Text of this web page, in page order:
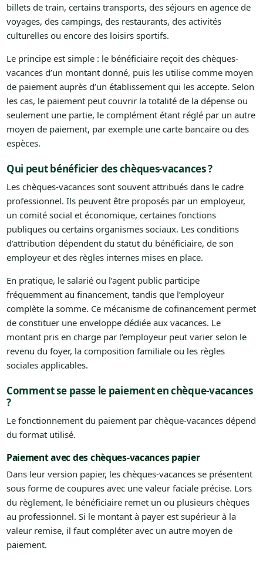
billets de train, certains transports, des séjours en agence de
voyages, des campings, des restaurants, des activités
culturelles ou encore des loisirs sportifs.
Le principe est simple : le bénéficiaire reçoit des chèques-
vacances d’un montant donné, puis les utilise comme moyen
de paiement auprès d’un établissement qui les accepte. Selon
les cas, le paiement peut couvrir la totalité de la dépense ou
seulement une partie, le complément étant réglé par un autre
moyen de paiement, par exemple une carte bancaire ou des
espèces.
Qui peut bénéficier des chèques-vacances ?
Les chèques-vacances sont souvent attribués dans le cadre
professionnel. Ils peuvent être proposés par un employeur,
un comité social et économique, certaines fonctions
publiques ou certains organismes sociaux. Les conditions
d’attribution dépendent du statut du bénéficiaire, de son
employeur et des règles internes mises en place.
En pratique, le salarié ou l’agent public participe
fréquemment au financement, tandis que l’employeur
complète la somme. Ce mécanisme de cofinancement permet
de constituer une enveloppe dédiée aux vacances. Le
montant pris en charge par l’employeur peut varier selon le
revenu du foyer, la composition familiale ou les règles
sociales applicables.
Comment se passe le paiement en chèque-vacances
?
Le fonctionnement du paiement par chèque-vacances dépend
du format utilisé.
Paiement avec des chèques-vacances papier
Dans leur version papier, les chèques-vacances se présentent
sous forme de coupures avec une valeur faciale précise. Lors
du règlement, le bénéficiaire remet un ou plusieurs chèques
au professionnel. Si le montant à payer est supérieur à la
valeur remise, il faut compléter avec un autre moyen de
paiement.